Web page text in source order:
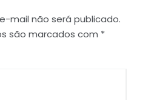
mail não será publicado.
são marcados com *